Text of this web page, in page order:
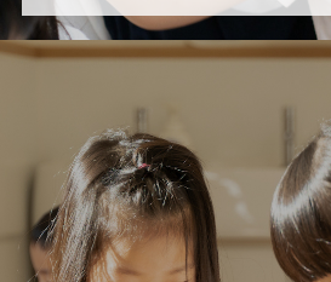
園からのお知らせ
「すくすく子育て」でリトルスター
各園のブログ
2026.08.06 赤しそジュース作り～
5 【そら組】誕生会
一覧を見る